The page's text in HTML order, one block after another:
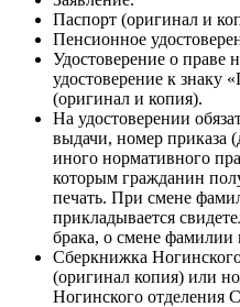
Паспорт (оригинал и
Пенсионное
Удостоверение о праве
удостоверение к знаку
(оригинал и копия).
На удостоверении
выдачи, номер приказа
иного нормативного
которым гражданин
печать. При смене
прикладывается
брака, о смене фамилии
Сберкнижка
(оригинал копия) или
Ногинского отделения